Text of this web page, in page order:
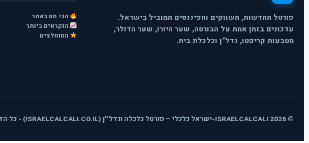
פורטל החדשות, השווקים והפיננסים המוביל בישראל.
עדכונים בזמן אמת על הבורסה, שער היורו, שער הדולר,
מטבעות קריפטו, נדל"ן וכלכלת בית.
הכי חם באתר
הנקראים ביותר
המומלצים
© 2026 ISRAELCALCALI-ישראל כלכלי – פורטל כלכלה ונדל''ן (ISRAELCALCALI.CO.IL) - כל הזכויות שמורות.